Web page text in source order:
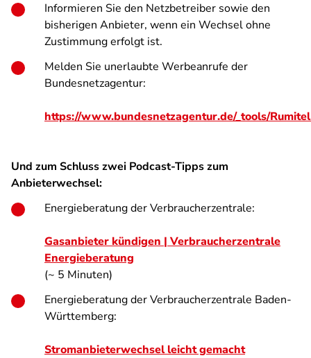
Informieren Sie den Netzbetreiber sowie den
bisherigen Anbieter, wenn ein Wechsel ohne
Zustimmung erfolgt ist.
Melden Sie unerlaubte Werbeanrufe der
Bundesnetzagentur:
https://www.bundesnetzagentur.de/_tools/
Und zum Schluss zwei Podcast-Tipps zum
Anbieterwechsel:
Energieberatung der Verbraucherzentrale:
Gasanbieter kündigen | Verbraucherzentrale
Energieberatung
(~ 5 Minuten)
Energieberatung der Verbraucherzentrale Baden-
Württemberg:
Stromanbieterwechsel leicht gemacht